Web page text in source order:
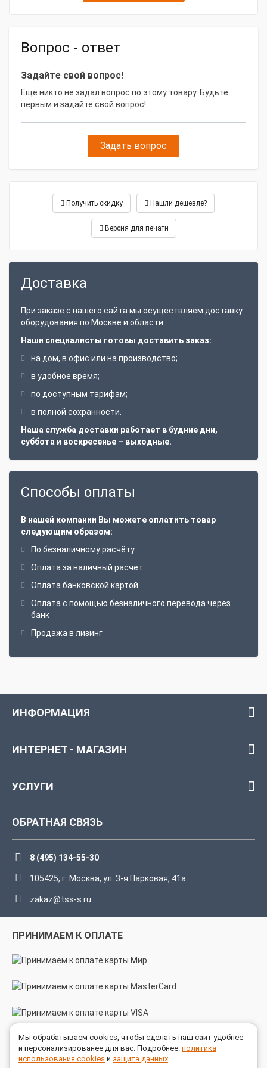
Вопрос - ответ
Задайте свой вопрос!
Еще никто не задал вопрос по этому товару. Будьте
первым и задайте свой вопрос!
Задать вопрос
Получить скидку Нашли дешевле?
Версия для печати
Доставка
При заказе с нашего сайта мы осуществляем доставку
оборудования по Москве и области.
Наши специалисты готовы доставить заказ:
на дом, в офис или на производство;
в удобное время;
по доступным тарифам;
в полной сохранности.
Наша служба доставки работает в будние дни,
суббота и воскресенье – выходные.
Способы оплаты
В нашей компании Вы можете оплатить товар
следующим образом:
По безналичному расчёту
Оплата за наличный расчёт
Оплата банковской картой
Оплата с помощью безналичного перевода через
банк
Продажа в лизинг
ИНФОРМАЦИЯ
ИНТЕРНЕТ - МАГАЗИН
УСЛУГИ
ОБРАТНАЯ СВЯЗЬ
8 (495) 134-55-30
105425, г. Москва, ул. 3-я Парковая, 41а
zakaz@tss-s.ru
ПРИНИМАЕМ К ОПЛАТЕ
МЫ В СОЦСЕТЯХ
Мы обрабатываем cookies, чтобы сделать наш сайт удобнее
и персонализированее для вас. Подробнее: политика
использования cookies и защита данных.